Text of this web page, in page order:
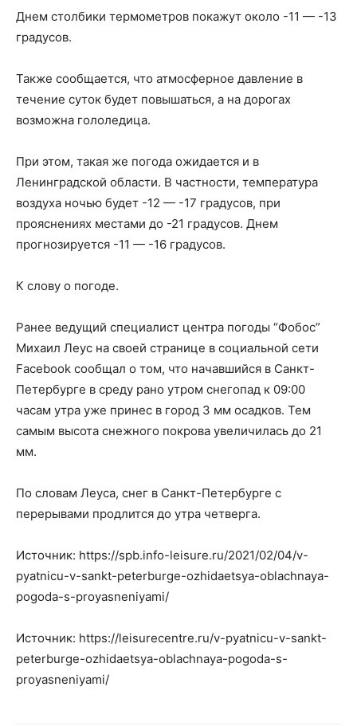
Днем столбики термометров покажут около -11 — -13
градусов.
Также сообщается, что атмосферное давление в
течение суток будет повышаться, а на дорогах
возможна гололедица.
При этом, такая же погода ожидается и в
Ленинградской области. В частности, температура
воздуха ночью будет -12 — -17 градусов, при
прояснениях местами до -21 градусов. Днем
прогнозируется -11 — -16 градусов.
К слову о погоде.
Ранее ведущий специалист центра погоды “Фобос”
Михаил Леус на своей странице в социальной сети
Facebook сообщал о том, что начавшийся в Санкт-
Петербурге в среду рано утром снегопад к 09:00
часам утра уже принес в город 3 мм осадков. Тем
самым высота снежного покрова увеличилась до 21
мм.
По словам Леуса, снег в Санкт-Петербурге с
перерывами продлится до утра четверга.
Источник: https://spb.info-leisure.ru/2021/02/04/v-
pyatnicu-v-sankt-peterburge-ozhidaetsya-oblachnaya-
pogoda-s-proyasneniyami/
Источник: https://leisurecentre.ru/v-pyatnicu-v-sankt-
peterburge-ozhidaetsya-oblachnaya-pogoda-s-
proyasneniyami/